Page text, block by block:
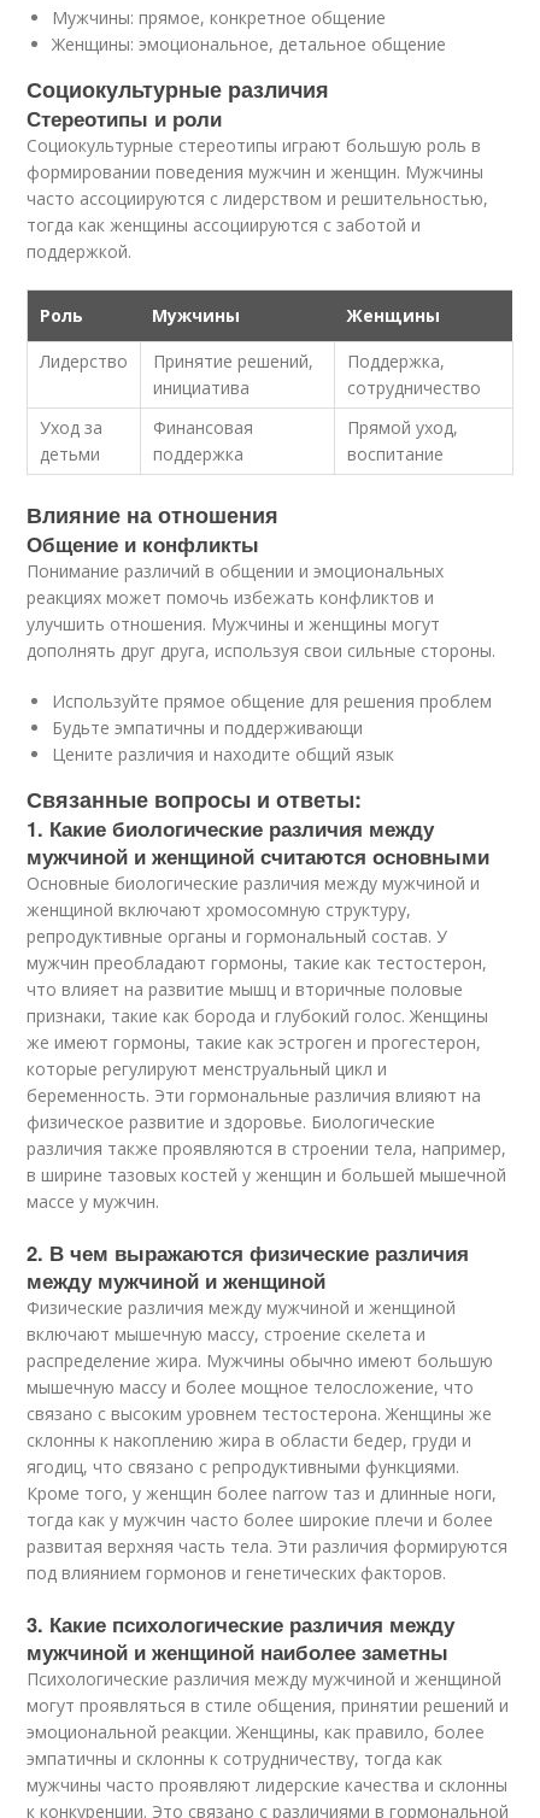
Мужчины: прямое, конкретное общение
Женщины: эмоциональное, детальное общение
Социокультурные различия
Стереотипы и роли
Социокультурные стереотипы играют большую роль в
формировании поведения мужчин и женщин. Мужчины
часто ассоциируются с лидерством и решительностью,
тогда как женщины ассоциируются с заботой и
поддержкой.
Роль Мужчины
Женщины
Лидерство
Принятие решений,
инициатива
Поддержка,
сотрудничество
Уход за
детьми
Финансовая
поддержка
Прямой уход,
воспитание
Влияние на отношения
Общение и конфликты
Понимание различий в общении и эмоциональных
реакциях может помочь избежать конфликтов и
улучшить отношения. Мужчины и женщины могут
дополнять друг друга, используя свои сильные стороны.
Используйте прямое общение для решения проблем
Будьте эмпатичны и поддерживающи
Цените различия и находите общий язык
Связанные вопросы и ответы:
1. Какие биологические различия между
мужчиной и женщиной считаются основными
Основные биологические различия между мужчиной и
женщиной включают хромосомную структуру,
репродуктивные органы и гормональный состав. У
мужчин преобладают гормоны, такие как тестостерон,
что влияет на развитие мышц и вторичные половые
признаки, такие как борода и глубокий голос. Женщины
же имеют гормоны, такие как эстроген и прогестерон,
которые регулируют менструальный цикл и
беременность. Эти гормональные различия влияют на
физическое развитие и здоровье. Биологические
различия также проявляются в строении тела, например,
в ширине тазовых костей у женщин и большей мышечной
массе у мужчин.
2. В чем выражаются физические различия
между мужчиной и женщиной
Физические различия между мужчиной и женщиной
включают мышечную массу, строение скелета и
распределение жира. Мужчины обычно имеют большую
мышечную массу и более мощное телосложение, что
связано с высоким уровнем тестостерона. Женщины же
склонны к накоплению жира в области бедер, груди и
ягодиц, что связано с репродуктивными функциями.
Кроме того, у женщин более narrow таз и длинные ноги,
тогда как у мужчин часто более широкие плечи и более
развитая верхняя часть тела. Эти различия формируются
под влиянием гормонов и генетических факторов.
3. Какие психологические различия между
мужчиной и женщиной наиболее заметны
Психологические различия между мужчиной и женщиной
могут проявляться в стиле общения, принятии решений и
эмоциональной реакции. Женщины, как правило, более
эмпатичны и склонны к сотрудничеству, тогда как
мужчины часто проявляют лидерские качества и склонны
к конкуренции. Это связано с различиями в гормональной